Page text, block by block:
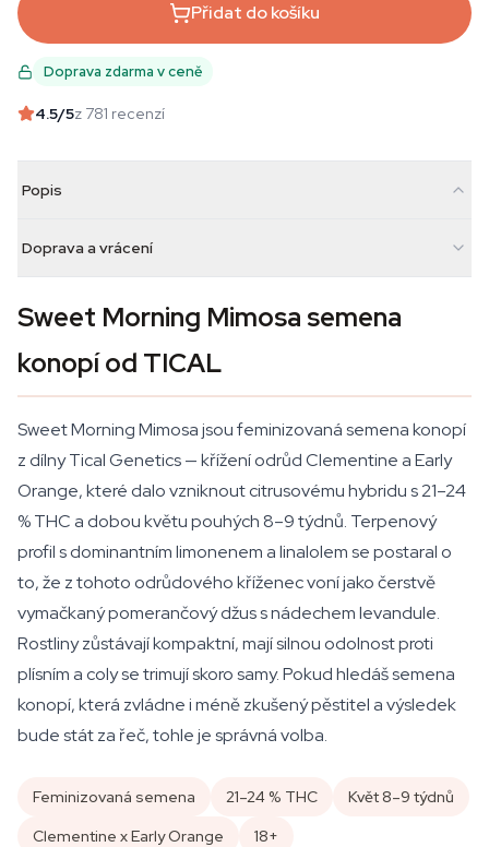
Přidat do košíku
Doprava zdarma v ceně
4.5/5z 781 recenzí
Popis
Doprava a vrácení
Sweet Morning Mimosa semena
konopí od TICAL
Sweet Morning Mimosa jsou feminizovaná semena konopí
z dílny Tical Genetics — křížení odrůd Clementine a Early
Orange, které dalo vzniknout citrusovému hybridu s 21–24
% THC a dobou květu pouhých 8–9 týdnů. Terpenový
profil s dominantním limonenem a linalolem se postaral o
to, že z tohoto odrůdového kříženec voní jako čerstvě
vymačkaný pomerančový džus s nádechem levandule.
Rostliny zůstávají kompaktní, mají silnou odolnost proti
plísním a coly se trimují skoro samy. Pokud hledáš semena
konopí, která zvládne i méně zkušený pěstitel a výsledek
bude stát za řeč, tohle je správná volba.
Feminizovaná semena 21–24 % THC
Květ 8–9 týdnů
Clementine x Early Orange
18+